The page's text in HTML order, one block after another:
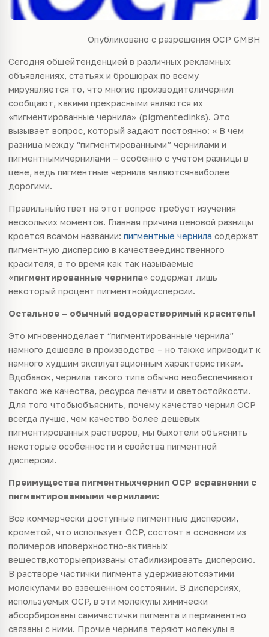
Опубликовано с разрешения OCP GMBH
Сегодня общейтенденцией в различных рекламных
объявлениях, статьях и брошюрах по всему
мируявляется то, что многие производителичернил
сообщают, какими прекрасными являются их
«пигментированные чернила» (pigmentedinks). Это
вызывает вопрос, который задают постоянно: « В чем
разница между “пигментированными” чернилами и
пигментнымичернилами – особенно с учетом разницы в
цене, ведь пигментные чернила являютсянаиболее
дорогими.
Правильныйответ на этот вопрос требует изучения
нескольких моментов. Главная причина ценовой разницы
кроется всамом названии: пигментные чернила содержат
пигментную дисперсию в качествеединственного
красителя, в то время как так называемые
«пигментированные чернила» содержат лишь
некоторый процент пигментнойдисперсии.
Остальное – обычный водорастворимый краситель!
Это мгновенноделает “пигментированные чернила”
намного дешевле в производстве – но также иприводит к
намного худшим эксплуатационным характеристикам.
Вдобавок, чернила такого типа обычно необеспечивают
такого же качества, ресурса печати и светостойкости.
Для того чтобыобъяснить, почему качество чернил OCP
всегда лучше, чем качество более дешевых
пигментированных растворов, мы быхотели объяснить
некоторые особенности и свойства пигментной
дисперсии.
Преимущества пигментныхчернил OCP всравнении с
пигментированными чернилами:
Все коммерчески доступные пигментные дисперсии,
крометой, что использует OCP, состоят в основном из
полимеров иповерхностно-активных
веществ,которыепризваны стабилизировать дисперсию.
В растворе частички пигмента удерживаютсяэтими
молекулами во взвешенном состоянии. В дисперсиях,
используемых OCP, в эти молекулы химически
абсорбированы самичастички пигмента и перманентно
связаны с ними. Прочие чернила теряют молекулы в